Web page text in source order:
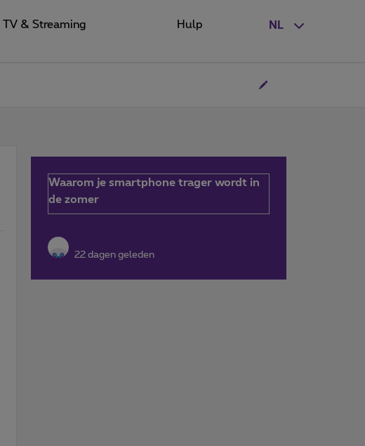
NL
TV & Streaming Hulp
Waarom je smartphone trager wordt in
de zomer
22 dagen geleden